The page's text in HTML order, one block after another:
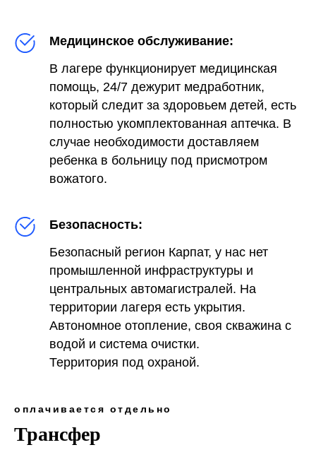
Медицинское обслуживание:
В лагере функционирует медицинская
помощь, 24/7 дежурит медработник,
который следит за здоровьем детей, есть
полностью укомплектованная аптечка. В
случае необходимости доставляем
ребенка в больницу под присмотром
вожатого.
Безопасность:
Безопасный регион Карпат, у нас нет
промышленной инфраструктуры и
центральных автомагистралей. На
территории лагеря есть укрытия.
Автономное отопление, своя скважина с
водой и система очистки.
Территория под охраной.
оплачивается отдельно
Трансфер